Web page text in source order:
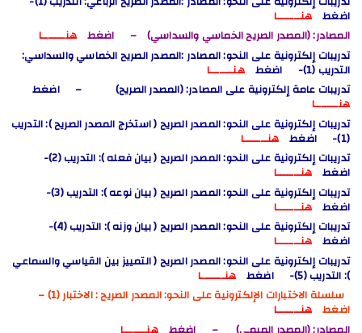
اضغط هنـــــــا
المصادر: (المصدر الصريح الخماسي والسداسي) – اضغط هنـــــــا
تدريبات إلكترونية على النحو: المصادر :المصدر الصريح الخماسي والسداسي:
التدريب (1)- اضغط
هنـــــــا
تدريبات عامة إلكترونية على المصادر: (المصدر الصريح) – اضغط
هنـــــــا
تدريبات إلكترونية على النحو: المصدر الصريح ( استخرج المصدر الصريح ): التدريب
(1)- اضغط
هنـــــــا
تدريبات إلكترونية على النحو: المصدر الصريح ( بيان فعله ): التدريب (2)-
اضغط هنـــــــا
تدريبات إلكترونية على النحو: المصدر الصريح ( بيان نوعه ): التدريب (3)-
اضغط هنـــــــا
تدريبات إلكترونية على النحو: المصدر الصريح ( بيان وزنه ): التدريب (4)-
اضغط هنـــــــا
تدريبات إلكترونية على النحو: المصدر الصريح ( التمييز بين القياسي والسماعي
): التدريب (5)- اضغط
هنـــــــا
سلسلة الاختبارات الإلكترونية على النحو: المصدر الصريح: الاختبار (1) –
اضغط هنـــــــا